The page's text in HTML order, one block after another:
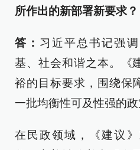
所作出的新部署新要求？
答： 习近平总书记强
基、社会和谐之本。《
裕的目标要求，围绕保
一批均衡性可及性强的政
在民政领域，《建议